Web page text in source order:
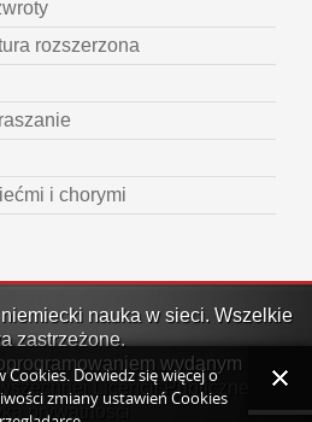
rozszerzona
i chorymi
nauka w sieci. Wszelkie
zastrzeżone.
wydanym na
Licencji Publicznej.
prywatności
Cookies. Dowiedz się więcej o
zmiany ustawień Cookies